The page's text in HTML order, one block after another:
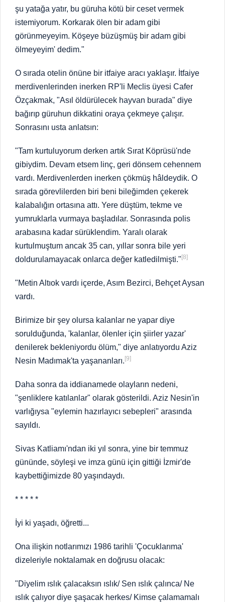
şu yatağa yatır, bu güruha kötü bir ceset vermek
istemiyorum. Korkarak ölen bir adam gibi
görünmeyeyim. Köşeye büzüşmüş bir adam gibi
ölmeyeyim' dedim."
O sırada otelin önüne bir itfaiye aracı yaklaşır. İtfaiye
merdivenlerinden inerken RP'li Meclis üyesi Cafer
Özçakmak, "Asıl öldürülecek hayvan burada" diye
bağırıp güruhun dikkatini oraya çekmeye çalışır.
Sonrasını usta anlatsın:
"Tam kurtuluyorum derken artık Sırat Köprüsü'nde
gibiydim. Devam etsem linç, geri dönsem cehennem
vardı. Merdivenlerden inerken çökmüş hâldeydik. O
sırada görevlilerden biri beni bileğimden çekerek
kalabalığın ortasına attı. Yere düştüm, tekme ve
yumruklarla vurmaya başladılar. Sonrasında polis
arabasına kadar sürüklendim. Yaralı olarak
kurtulmuştum ancak 35 can, yıllar sonra bile yeri
doldurulamayacak onlarca değer katledilmişti." [8]
"Metin Altıok vardı içerde, Asım Bezirci, Behçet Aysan
vardı.
Birimize bir şey olursa kalanlar ne yapar diye
sorulduğunda, 'kalanlar, ölenler için şiirler yazar'
denilerek bekleniyordu ölüm," diye anlatıyordu Aziz
Nesin Madımak'ta yaşananları. [9]
Daha sonra da iddianamede olayların nedeni,
"şenliklere katılanlar" olarak gösterildi. Aziz Nesin'in
varlığıysa "eylemin hazırlayıcı sebepleri" arasında
sayıldı.
Sivas Katliamı'ndan iki yıl sonra, yine bir temmuz
gününde, söyleşi ve imza günü için gittiği İzmir'de
kaybettiğimizde 80 yaşındaydı.
* * * * *
İyi ki yaşadı, öğretti...
Ona ilişkin notlarımızı 1986 tarihli 'Çocuklarıma'
dizeleriyle noktalamak en doğrusu olacak:
"Diyelim ıslık çalacaksın ıslık/ Sen ıslık çalınca/ Ne
ıslık çalıyor diye şaşacak herkes/ Kimse çalamamalı